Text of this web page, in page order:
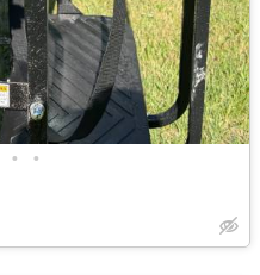
• •